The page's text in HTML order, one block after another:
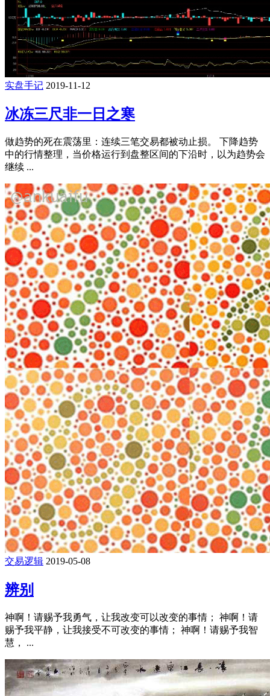
实盘手记 2019-11-12
冰冻三尺非一日之寒
做趋势的死在震荡里：连续三笔交易都被动止损。 下降趋势
中的行情整理，当价格运行到盘整区间的下沿时，以为趋势会
继续 ...
交易逻辑 2019-05-08
辨别
神啊！请赐予我勇气，让我改变可以改变的事情； 神啊！请
赐予我平静，让我接受不可改变的事情； 神啊！请赐予我智
慧， ...